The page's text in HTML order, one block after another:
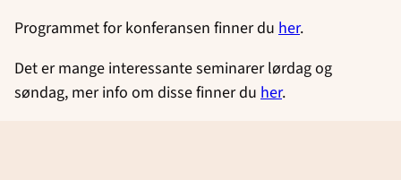
Programmet for konferansen finner du her.
Det er mange interessante seminarer lørdag og
søndag, mer info om disse finner du her.